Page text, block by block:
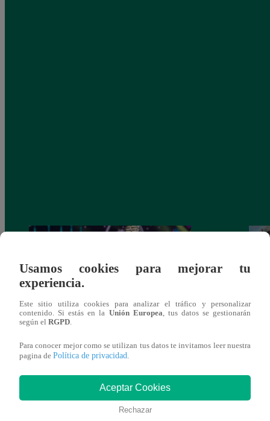
ganadora de Yo Soy: Nueva Generación!
Usamos cookies para mejorar tu
experiencia.
Este sitio utiliza cookies para analizar el tráfico y personalizar
contenido. Si estás en la Unión Europea, tus datos se gestionarán
según el RGPD.
Para conocer mejor como se utilizan tus datos te invitamos leer nuestra
pagina de Política de privacidad.
Aceptar Cookies
Rechazar